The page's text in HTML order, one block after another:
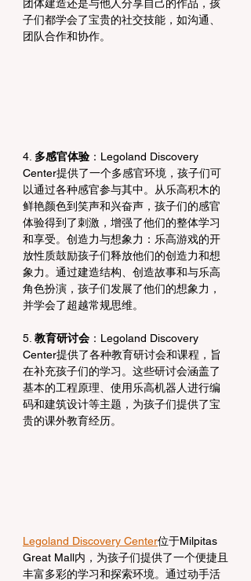
团体建造还是与他人分享自己的作品，孩
子们都学会了宝贵的社交技能，如沟通、
团队合作和协作。
4. 多感官体验 ：Legoland Discovery
Center提供了一个多感官环境，孩子们可
以通过各种感官参与其中。从乐高积木的
鲜艳颜色到笑声和兴奋声，孩子们的感官
体验得到了刺激，增强了他们的整体学习
和享受。创造力与想象力：乐高游戏的开
放性质鼓励孩子们释放他们的创造力和想
象力。通过建造结构、创造故事和与乐高
角色扮演，孩子们发展了他们的想象力，
并学会了超越常规思维。
5. 教育研讨会 ：Legoland Discovery
Center提供了各种教育研讨会和课程，旨
在补充孩子们的学习。这些研讨会涵盖了
基本的工程原理、使用乐高机器人进行编
码和建筑设计等主题，为孩子们提供了宝
贵的课外教育经历。
Legoland Discovery Center位于Milpitas
Great Mall内，为孩子们提供了一个便捷且
丰富多彩的学习和探索环境。通过动手活